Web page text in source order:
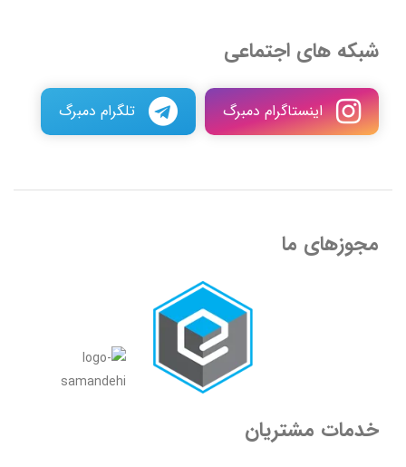
شبکه های اجتماعی
اینستاگرام دمبرگ تلگرام دمبرگ
مجوزهای ما
خدمات مشتریان